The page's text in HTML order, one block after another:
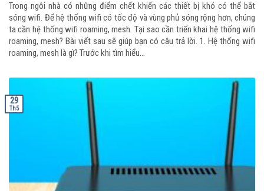
Trong ngôi nhà có những điểm chết khiến các thiết bị khó có thể bắt
sóng wifi. Để hệ thống wifi có tốc độ và vùng phủ sóng rộng hơn, chúng
ta cần hệ thống wifi roaming, mesh. Tại sao cần triển khai hệ thống wifi
roaming, mesh? Bài viết sau sẽ giúp bạn có câu trả lời. 1. Hệ thống wifi
roaming, mesh là gì? Trước khi tìm hiểu...
29
Th5